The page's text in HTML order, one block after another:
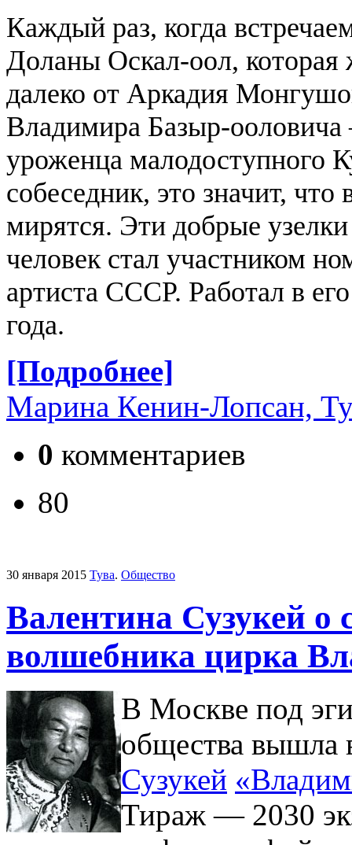
Каждый раз, когда
Доланы Оскал-оол, которая
далеко от Аркадия
Владимира Базыр-
уроженца малодоступного
собеседник, это значит, что
мирятся. Эти добрые
человек стал участником
артиста СССР. Работал в
года.
[Подробнее]
Марина Кенин-Лопсан,
0 комментариев
80
30 января 2015 Тува. Общество
Валентина Сузукей о
волшебника цирка
В Москве под
общества вышла
Сузукей
Тираж — 2030